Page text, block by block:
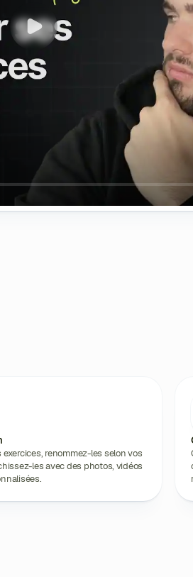
renommez-les selon vos
les avec des photos, vidéos